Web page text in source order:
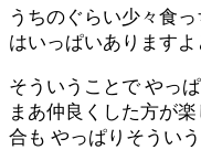
うちのぐらい少々食
はいっぱいあります
そういうことで やっ
まあ仲良くした方が
合も やっぱりそうい